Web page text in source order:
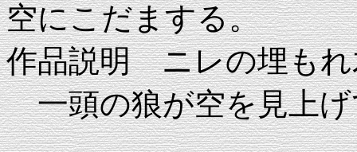
空にこだまする。
作品説明 ニレの埋も
一頭の狼が空を見上げ